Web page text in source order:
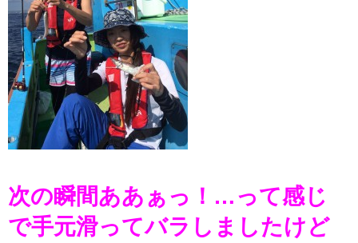
次の瞬間ああぁっ！…って感じ
で手元滑ってバラしましたけど